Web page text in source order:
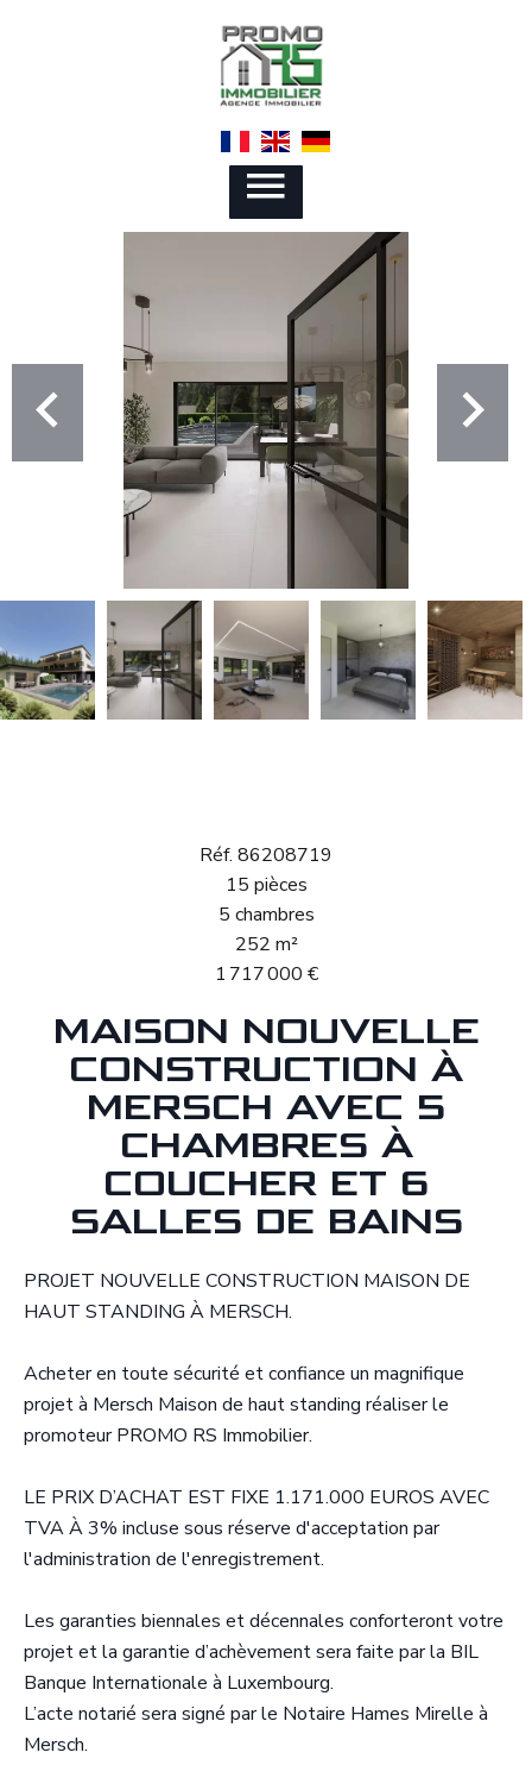
Réf. 86208719
15 pièces
5 chambres
252 m²
1 717 000 €
MAISON NOUVELLE
CONSTRUCTION À
MERSCH AVEC 5
CHAMBRES À
COUCHER ET 6
SALLES DE BAINS
PROJET NOUVELLE CONSTRUCTION MAISON DE
HAUT STANDING À MERSCH.
Acheter en toute sécurité et confiance un magnifique
projet à Mersch Maison de haut standing réaliser le
promoteur PROMO RS Immobilier.
LE PRIX D’ACHAT EST FIXE 1.171.000 EUROS AVEC
TVA À 3% incluse sous réserve d'acceptation par
l'administration de l'enregistrement.
Les garanties biennales et décennales conforteront votre
projet et la garantie d’achèvement sera faite par la BIL
Banque Internationale à Luxembourg.
L’acte notarié sera signé par le Notaire Hames Mirelle à
Mersch.